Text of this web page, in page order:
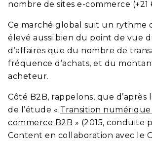
nombre de sites e-commerce (+21
Ce marché global suit un rythme
élevé aussi bien du point de vue
d’affaires que du nombre de
fréquence d’achats, et du
acheteur.
Côté B2B, rappelons, que d’après
de l’étude « Transition numérique
commerce B2B » (2015, conduite
Content en collaboration avec le